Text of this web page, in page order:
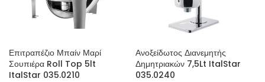
Επιτραπέζιο Μπαίν Μαρί
Σουπιέρα Roll Top 5lt
ItalStar 035.0210
Ανοξείδωτος Διανεμητής
Δημητριακών 7,5Lt ItalStar
035.0240